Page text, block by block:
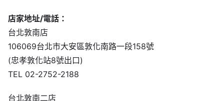
店家地址/電話：
台北敦南店
106069台北市大安區敦化南路一段158號
(忠孝敦化站8號出口)
TEL 02-2752-2188
台北敦南二店